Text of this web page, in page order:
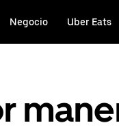
Negocio Uber Eats